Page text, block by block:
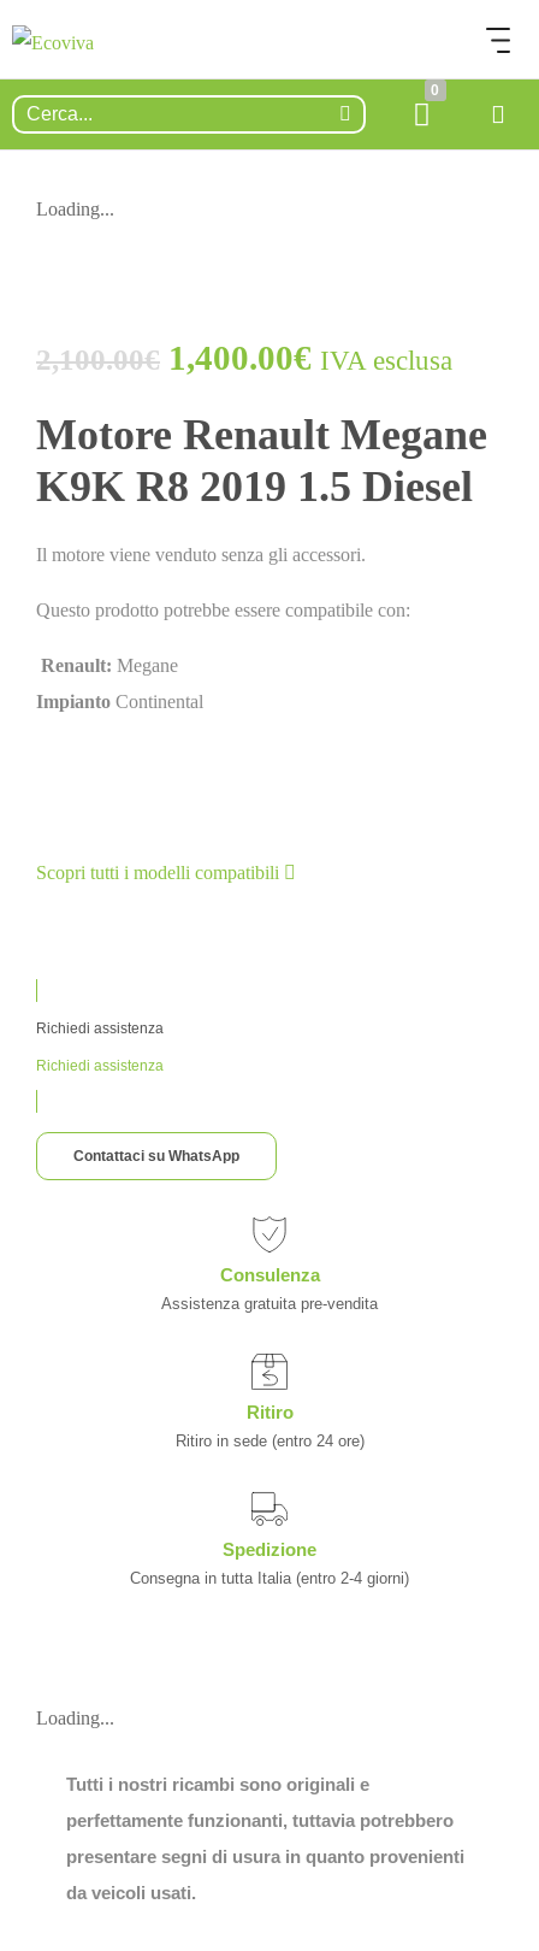
0
Loading...
2,100.00€ 1,400.00€ IVA esclusa
Motore Renault Megane
K9K R8 2019 1.5 Diesel
Il motore viene venduto senza gli accessori.
Questo prodotto potrebbe essere compatibile con:
Renault: Megane
Impianto Continental
Scopri tutti i modelli compatibili
Richiedi assistenza
Richiedi assistenza
Contattaci su WhatsApp
Consulenza
Assistenza gratuita pre-vendita
Ritiro
Ritiro in sede (entro 24 ore)
Spedizione
Consegna in tutta Italia (entro 2-4 giorni)
Loading...
Tutti i nostri ricambi sono originali e
perfettamente funzionanti, tuttavia potrebbero
presentare segni di usura in quanto provenienti
da veicoli usati.